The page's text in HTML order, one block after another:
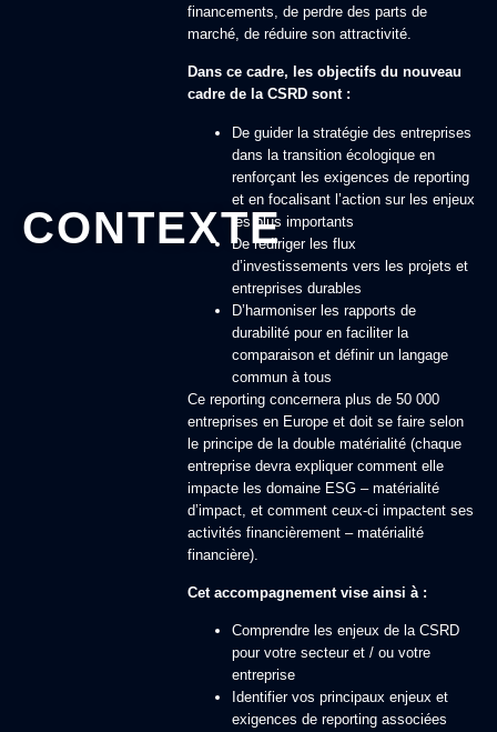
CONTEXTE
financements, de perdre des parts de
marché, de réduire son attractivité.
Dans ce cadre, les objectifs du nouveau
cadre de la CSRD sont :
De guider la stratégie des entreprises
dans la transition écologique en
renforçant les exigences de reporting
et en focalisant l’action sur les enjeux
les plus importants
De rediriger les flux
d’investissements vers les projets et
entreprises durables
D’harmoniser les rapports de
durabilité pour en faciliter la
comparaison et définir un langage
commun à tous
Ce reporting concernera plus de 50 000
entreprises en Europe et doit se faire selon
le principe de la double matérialité (chaque
entreprise devra expliquer comment elle
impacte les domaine ESG – matérialité
d’impact, et comment ceux-ci impactent ses
activités financièrement – matérialité
financière).
Cet accompagnement vise ainsi à :
Comprendre les enjeux de la CSRD
pour votre secteur et / ou votre
entreprise
Identifier vos principaux enjeux et
exigences de reporting associées